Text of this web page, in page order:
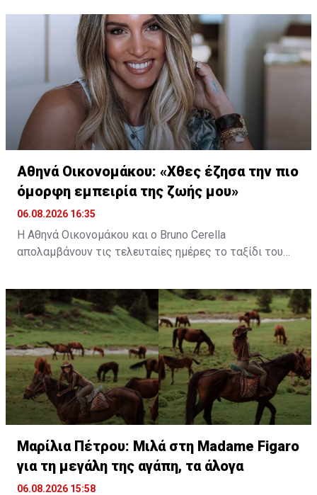
Αθηνά Οικονομάκου: «Χθες έζησα την πιο
όμορφη εμπειρία της ζωής μου»
06.08.2026 16:35
Η Αθηνά Οικονομάκου και ο Bruno Cerella
απολαμβάνουν τις τελευταίες ημέρες το ταξίδι του
τη διάρκεια της παραμονής τους στον εξωτικό
προορισμό, έζησαν μοναδικές στιγμές, με κορυφαία
εμπειρία την κολύμβηση στον ωκεανό δίπλα σε
εντυπωσιακές πτεροφάλαινες.
Διαβάστε περισσότερα στο madamefigaro.cy
Διαβάστε επίσης:Μαρίλια Πέτρου: Μιλά στη Madame
Figaro για τη μεγάλη της αγάπη, τα άλογα
Μαρίλια Πέτρου: Μιλά στη Madame Figaro
για τη μεγάλη της αγάπη, τα άλογα
06.08.2026 15:58